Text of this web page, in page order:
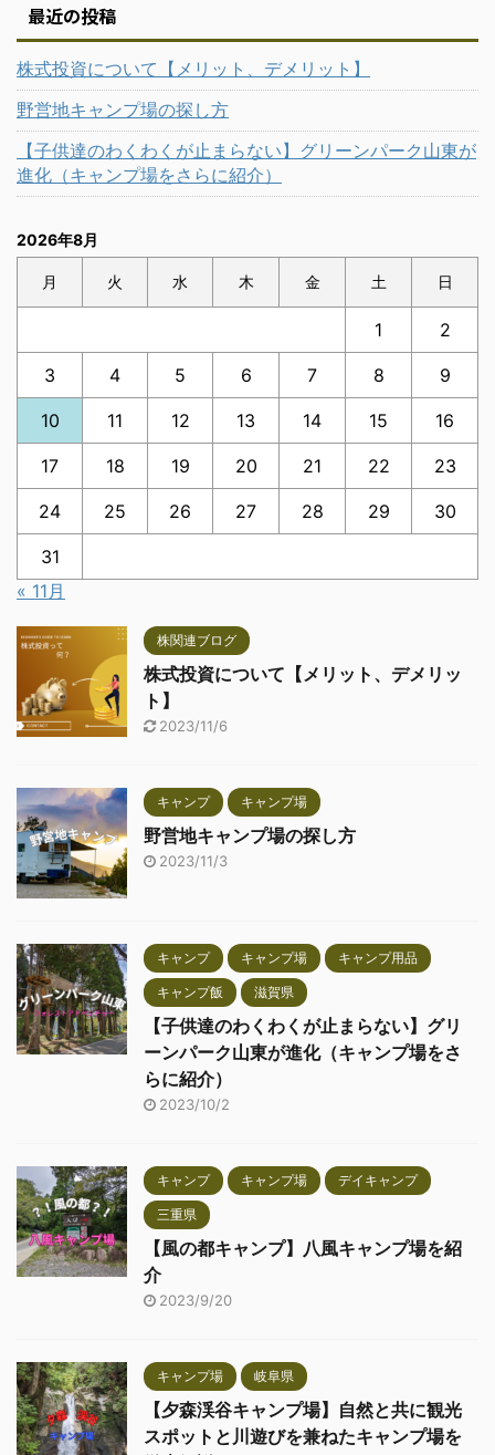
最近の投稿
株式投資について【メリット、デメリット】
野営地キャンプ場の探し方
【子供達のわくわくが止まらない】グリーンパーク山東が
進化（キャンプ場をさらに紹介）
2026年8月
月 火 水 木 金 土 日
1 2
3 4 5 6 7 8 9
10 11 12 13 14 15 16
17 18 19 20 21 22 23
24 25 26 27 28 29 30
31
« 11月
株関連ブログ
株式投資について【メリット、デメリッ
ト】
2023/11/6
キャンプ キャンプ場
野営地キャンプ場の探し方
2023/11/3
キャンプ キャンプ場 キャンプ用品
キャンプ飯 滋賀県
【子供達のわくわくが止まらない】グリ
ーンパーク山東が進化（キャンプ場をさ
らに紹介）
2023/10/2
キャンプ キャンプ場 デイキャンプ
三重県
【風の都キャンプ】八風キャンプ場を紹
介
2023/9/20
キャンプ場 岐阜県
【夕森渓谷キャンプ場】自然と共に観光
スポットと川遊びを兼ねたキャンプ場を